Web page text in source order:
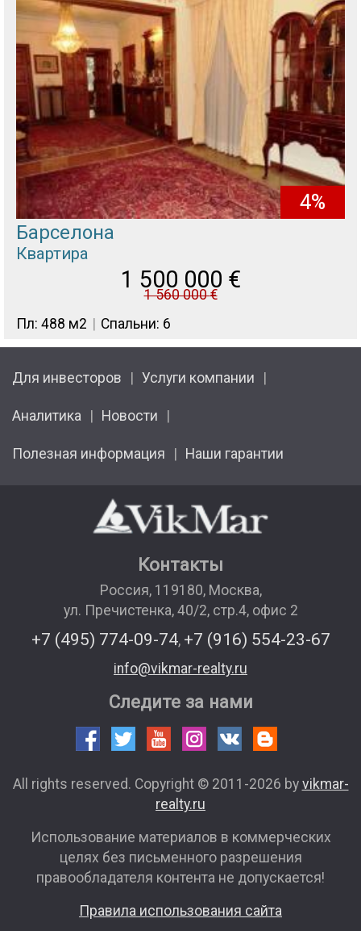
4%
Барселона
Квартира
1 500 000 €
1 560 000€
Пл: 488 м2
Спальни: 6
Для инвесторов Услуги компании
Аналитика Новости
Полезная информация Наши гарантии
Контакты
Россия, 119180, Москва,
ул. Пречистенка, 40/2, стр.4, офис 2
+7 (495) 774-09-74, +7 (916) 554-23-67
info@vikmar-realty.ru
Следите за нами
All rights reserved. Copyright © 2011-2026 by vikmar-
realty.ru
Использование материалов в коммерческих
целях без письменного разрешения
правообладателя контента не допускается!
Правила использования сайта